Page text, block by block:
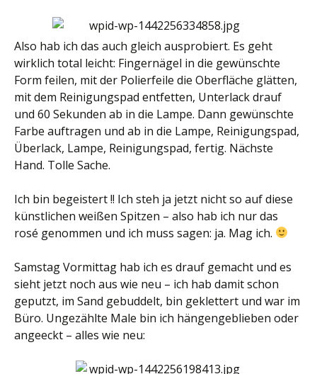
Also hab ich das auch gleich ausprobiert. Es geht
wirklich total leicht: Fingernägel in die gewünschte
Form feilen, mit der Polierfeile die Oberfläche glätten,
mit dem Reinigungspad entfetten, Unterlack drauf
und 60 Sekunden ab in die Lampe. Dann gewünschte
Farbe auftragen und ab in die Lampe, Reinigungspad,
Überlack, Lampe, Reinigungspad, fertig. Nächste
Hand. Tolle Sache.
Ich bin begeistert !! Ich steh ja jetzt nicht so auf diese
künstlichen weißen Spitzen – also hab ich nur das
rosé genommen und ich muss sagen: ja. Mag ich.
Samstag Vormittag hab ich es drauf gemacht und es
sieht jetzt noch aus wie neu – ich hab damit schon
geputzt, im Sand gebuddelt, bin geklettert und war im
Büro. Ungezählte Male bin ich hängengeblieben oder
angeeckt – alles wie neu: